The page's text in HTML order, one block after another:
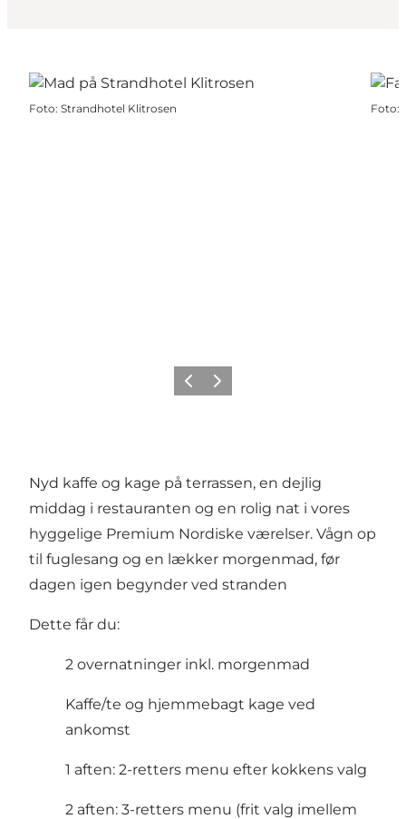
Foto: Strandhotel Klitrosen Foto:
ForrigeNæste
Nyd kaffe og kage på terrassen, en dejlig
middag i restauranten og en rolig nat i vores
hyggelige Premium Nordiske værelser. Vågn op
til fuglesang og en lækker morgenmad, før
dagen igen begynder ved stranden
Dette får du:
2 overnatninger inkl. morgenmad
Kaffe/te og hjemmebagt kage ved
ankomst
1 aften: 2-retters menu efter kokkens valg
2 aften: 3-retters menu (frit valg imellem